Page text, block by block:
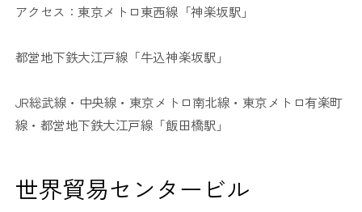
アクセス：東京メトロ東西線「神楽坂駅」
都営地下鉄大江戸線「牛込神楽坂駅」
JR総武線・中央線・東京メトロ南北線・東京メトロ有楽町
線・都営地下鉄大江戸線「飯田橋駅」
世界貿易センタービル